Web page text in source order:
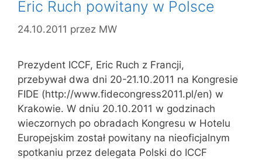
Eric Ruch powitany w Polsce
24.10.2011 przez MW
Prezydent ICCF, Eric Ruch z Francji,
przebywał dwa dni 20-21.10.2011 na Kongresie
FIDE (http://www.fidecongress2011.pl/en) w
Krakowie. W dniu 20.10.2011 w godzinach
wieczornych po obradach Kongresu w Hotelu
Europejskim został powitany na nieoficjalnym
spotkaniu przez delegata Polski do ICCF